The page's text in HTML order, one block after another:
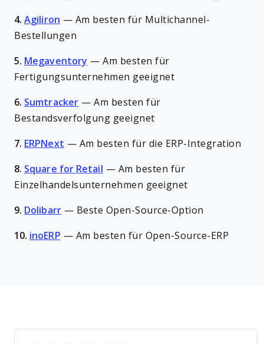
4. Agiliron — Am besten für Multichannel-
Bestellungen
5. Megaventory —Am besten für
Fertigungsunternehmen geeignet
6. Sumtracker — Am besten für
Bestandsverfolgung geeignet
7. ERPNext — Am besten für die ERP-Integration
8. Square for Retail — Am besten für
Einzelhandelsunternehmen geeignet
9. Dolibarr — Beste Open-Source-Option
10. inoERP — Am besten für Open-Source-ERP